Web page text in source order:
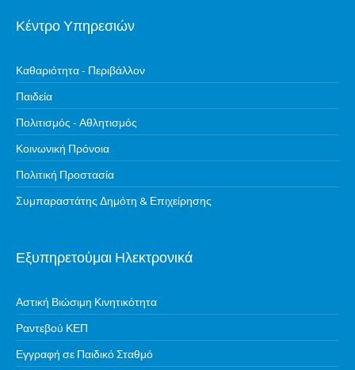
Κέντρο Υπηρεσιών
Καθαριότητα - Περιβάλλον
Παιδεία
Πολιτισμός - Αθλητισμός
Κοινωνική Πρόνοια
Πολιτική Προστασία
Συμπαραστάτης Δημότη & Επιχείρησης
Εξυπηρετούμαι Ηλεκτρονικά
Αστική Βιώσιμη Κινητικότητα
Ραντεβού ΚΕΠ
Εγγραφή σε Παιδικό Σταθμό